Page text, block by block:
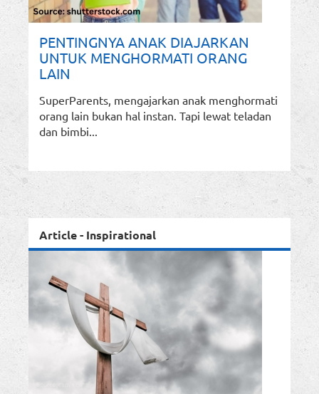
PENTINGNYA ANAK DIAJARKAN
UNTUK MENGHORMATI ORANG
LAIN
SuperParents, mengajarkan anak menghormati
orang lain bukan hal instan. Tapi lewat teladan
dan bimbi...
Article - Inspirational